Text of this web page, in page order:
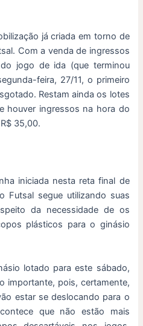
já criada em torno de
Com a venda de ingressos
jogo de ida (que terminou
feira, 27/11, o primeiro
Restam ainda os lotes
houver ingressos na hora do
35,00.
iniciada nesta reta final de
Futsal segue utilizando suas
da necessidade de os
plásticos para o ginásio
lotado para este sábado,
importante, pois, certamente,
estar se deslocando para o
que não estão mais